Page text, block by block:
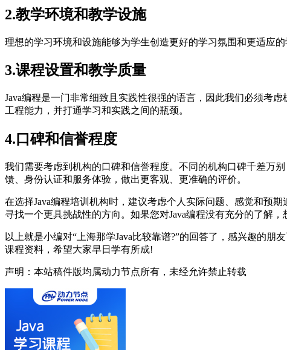
2.教学环境和教学设施
理想的学习环境和设施能够为学生创造更好的学习氛围和更适应
3.课程设置和教学质量
Java编程是一门非常细致且实践性很强的语言，因此我们必须考
工程能力，并打通学习和实践之间的瓶颈。
4.口碑和信誉程度
我们需要考虑到机构的口碑和信誉程度。不同的机构口碑千差万
馈、身份认证和服务体验，做出更客观、更准确的评价。
在选择Java编程培训机构时，建议考虑个人实际问题、感觉和预
寻找一个更具挑战性的方向。如果您对Java编程没有充分的了解
以上就是小编对“上海那学Java比较靠谱?”的回答了，感兴趣的
课程资料，希望大家早日学有所成!
声明：本站稿件版均属动力节点所有，未经允许禁止转载